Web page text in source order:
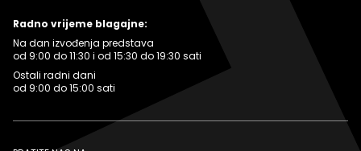
Radno vrijeme blagajne:
Na dan izvođenja predstava
od 9:00 do 11:30 i od 15:30 do 19:30 sati
Ostali radni dani
od 9:00 do 15:00 sati